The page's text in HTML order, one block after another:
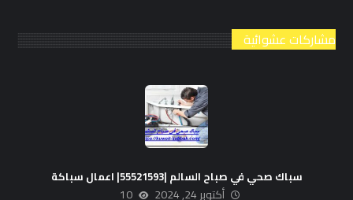
مشاركات عشوائية
سباك صحي في صباح السالم |55521593| اعمال سباكة
أكتوبر 24, 2024 10